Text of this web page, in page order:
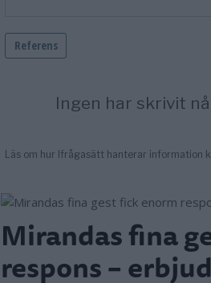
Mirandas fina
respons –